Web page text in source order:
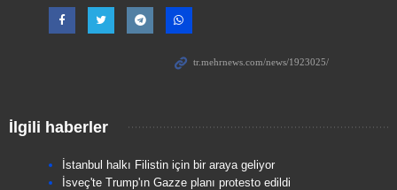
İlgili haberler
İstanbul halkı Filistin için bir araya geliyor
İsveç'te Trump'ın Gazze planı protesto edildi